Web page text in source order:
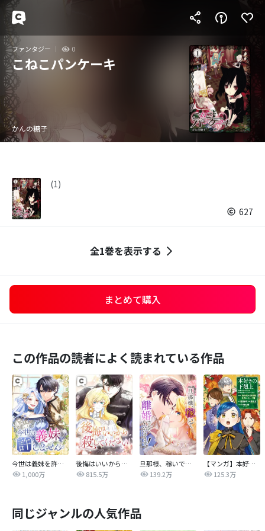
ファンタジー 0
こねこパンケーキ
かんの糖子
(1)
627
全1巻を表示する
まとめて購入
この作品の読者によく読まれている作品
今世は義妹を許しません
1,000万
後悔はいいから殺してください
815.5万
旦那様、稼いで離婚させていただきます！
139.2万
【マンガ】本好きの下剋上 第四部
125.3万
同じジャンルの人気作品